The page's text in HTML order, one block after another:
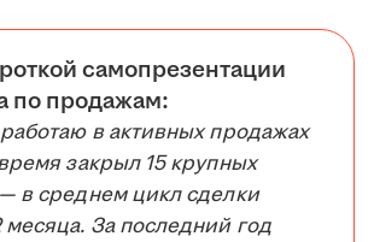
самопрезентации
по продажам:
в активных продажах
закрыл 15 крупных
в среднем цикл сделки
месяца. За последний год